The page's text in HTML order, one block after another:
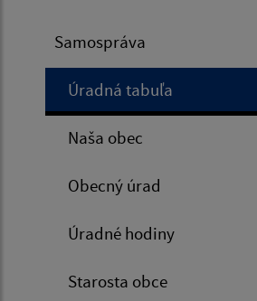
Samospráva
Úradná tabuľa
Naša obec
Obecný úrad
Úradné hodiny
Starosta obce